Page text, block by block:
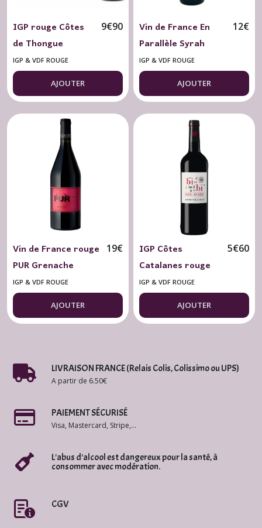
IGP rouge Côtes
de Thongue
Domaine St
Georges d'Ibry
Excellence 2024
9€90
IGP & VDF ROUGE
AJOUTER
Vin de France En
Parallèle Syrah
2022 Arnaud
Combier Bio Nature
12€
IGP & VDF ROUGE
AJOUTER
Vin de France rouge
PUR Grenache
Château Revelette
2024 Vin Nature 75
cl.
19€
IGP & VDF ROUGE
AJOUTER
IGP Côtes
Catalanes rouge
To Bi or Not To Bi
Arnaud de
Villeneuve 75 cl.
5€60
IGP & VDF ROUGE
AJOUTER
LIVRAISON FRANCE (Relais Colis, Colissimo ou UPS)
A partir de 6.50€
PAIEMENT SÉCURISÉ
Visa, Mastercard, Stripe,...
L'abus d'alcool est dangereux pour la santé, à
consommer avec modération.
CGV